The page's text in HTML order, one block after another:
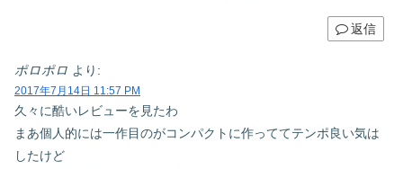
返信
ポロポロ より:
2017年7月14日 11:57 PM
久々に酷いレビューを見たわ
まあ個人的には一作目のがコンパクトに作っててテンポ良い気は
したけど